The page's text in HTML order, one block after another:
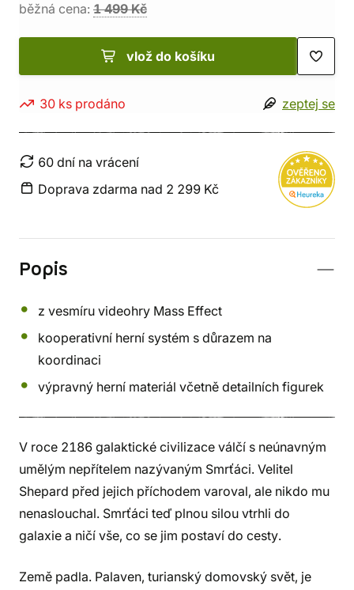
běžná cena: 1 499 Kč
vlož do košíku
30 ks prodáno zeptej se
60 dní na vrácení
Doprava zdarma nad 2 299 Kč
Popis
z vesmíru videohry Mass Effect
kooperativní herní systém s důrazem na
koordinaci
výpravný herní materiál včetně detailních figurek
V roce 2186 galaktické civilizace válčí s neúnavným
umělým nepřítelem nazývaným Smrťáci. Velitel
Shepard před jejich příchodem varoval, ale nikdo mu
nenaslouchal. Smrťáci teď plnou silou vtrhli do
galaxie a ničí vše, co se jim postaví do cesty.
Země padla. Palaven, turianský domovský svět, je